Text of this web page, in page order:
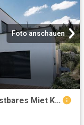
Foto anschauen
Heute wohnen, später kaufen! Leistbares Miet Kauf Konzept I individuell gestaltbare Grundrisse I Einfamilienhaus, Doppelhaus, Reihenhaus.